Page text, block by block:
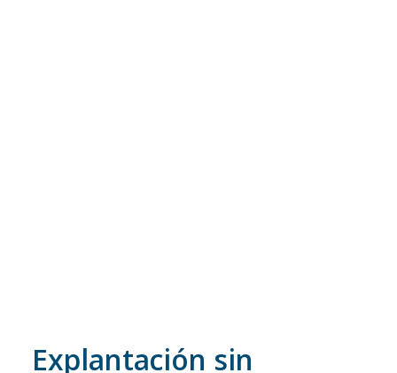
Explantación sin